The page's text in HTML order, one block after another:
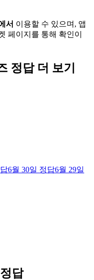
서 이용할 수 있으며, 앱
페이지를 통해 확인이
정답 더 보기
6월 30일 정답6월 29일
답